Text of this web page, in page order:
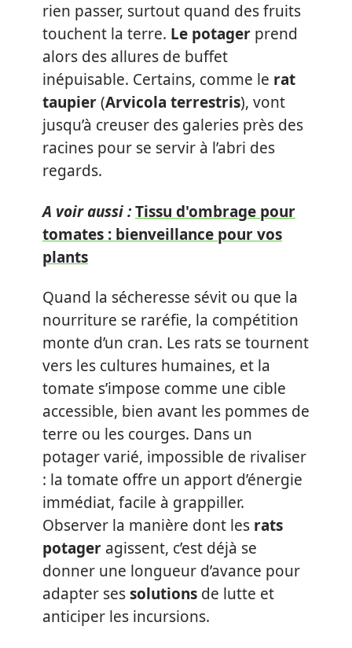
rien passer, surtout quand des fruits
touchent la terre. Le potager prend
alors des allures de buffet
inépuisable. Certains, comme le rat
taupier(Arvicola terrestris), vont
jusqu’à creuser des galeries près des
racines pour se servir à l’abri des
regards.
A voir aussi :Tissu d'ombrage pour
tomates : bienveillance pour vos
plants
Quand la sécheresse sévit ou que la
nourriture se raréfie, la compétition
monte d’un cran. Les rats se tournent
vers les cultures humaines, et la
tomate s’impose comme une cible
accessible, bien avant les pommes de
terre ou les courges. Dans un
potager varié, impossible de rivaliser
: la tomate offre un apport d’énergie
immédiat, facile à grappiller.
Observer la manière dont les rats
potager agissent, c’est déjà se
donner une longueur d’avance pour
adapter sessolutions de lutte et
anticiper les incursions.